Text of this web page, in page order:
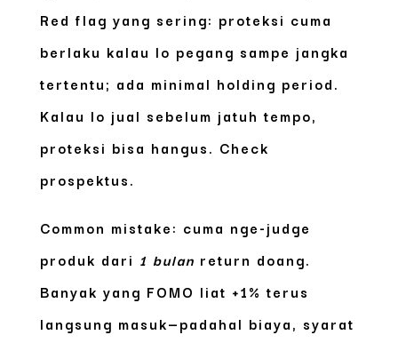
Red flag yang sering: proteksi cuma
berlaku kalau lo pegang sampe jangka
tertentu; ada minimal holding period.
Kalau lo jual sebelum jatuh tempo,
proteksi bisa hangus. Check
prospektus.
Common mistake: cuma nge-judge
produk dari 1 bulan return doang.
Banyak yang FOMO liat +1% terus
langsung masuk—padahal biaya, syarat